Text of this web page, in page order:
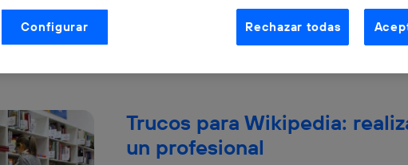
Trucos para Wikipedia:
un profesional
otorgas tu consentimiento en cada página web).
La tecnología Utiq está diseñada con la privacidad como prioridad
control.
Este identificador se asigna a la conexión de internet, por lo que cualquier
conecte su dispositivo y consienta el uso de la tecnología recibirá el mismo
Típicamente:
Configurar Rechazar todas